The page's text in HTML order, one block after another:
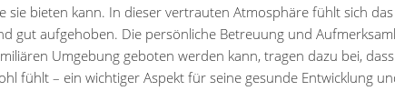
sie bieten kann. In dieser vertrauten Atmosphäre fühlt sich
gut aufgehoben. Die persönliche Betreuung und
Umgebung geboten werden kann, tragen dazu bei,
fühlt – ein wichtiger Aspekt für seine gesunde Entwicklung